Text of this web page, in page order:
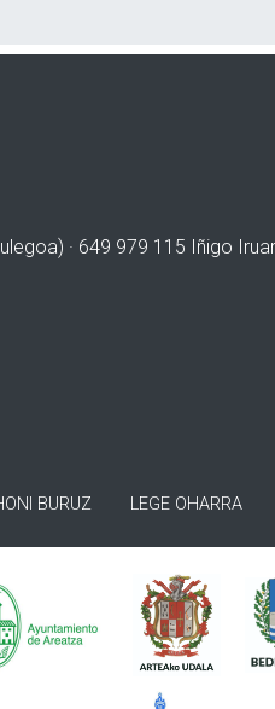
· 649 979 115 Iñigo
BURUZ LEGE OHARRA